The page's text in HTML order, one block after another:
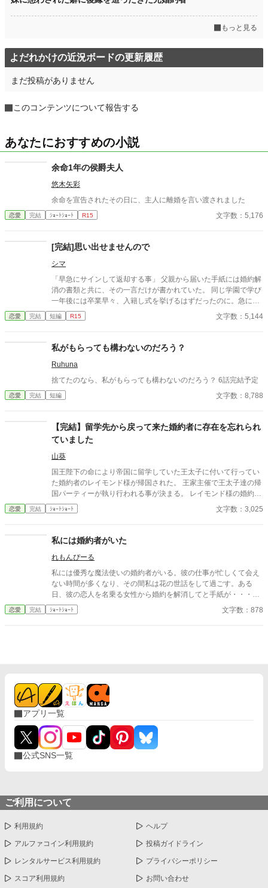
もっと見る
よだれかけの近況ボードの更新履歴
まだ投稿がありません
このコンテンツについて報告する
あなたにおすすめの小説
余命1年の侯爵夫人
悠木矢彩
余命を宣告されたその日に、主人に離婚を言い渡されました
恋愛 完結 ｼｮｰﾄｼｮｰﾄ R15 文字数：5,176
[完結]思い出せませんので
シマ
「早急にサインして返却する事」 父親から届いた手紙には婚約解
消の書類と共に、その一言だけが書かれていた。 同じ学園で学び
一年後には卒業早々、入籍し式を挙げるはずだったのに。急にな
ぜ？訳が分からない。 直接会って訳を聞かねば 注)女性が怪我し
てます。苦手な方は回避でお願いします。 男性視点 四話完結済
恋愛 完結 短編 R15 文字数：5,144
私がもらっても構わないのだろう？
Ruhuna
捨てたのなら、私がもらっても構わないのだろう？ 6話完結予定
恋愛 完結 短編 文字数：8,788
【完結】留学先から戻って来た婚約者に存在を忘れられ
ていました
山葵
国王陛下の命により帝国に留学していた王太子に付いて行ってい
た婚約者のレイモンド様が帰国された。 王家主催で王太子達の帰
国パーティーが執り行われる事が決まる。 レイモンド様の婚約者
の私も勿論、従兄にエスコートされ出席させて頂きますわ。 3年
ぶりに見るレイモンド様は、幼さもすっかり消え、美丈夫になっ
鼻高々ですわ！ 「レイモンド様、お帰りなさいませ。留学中は、
元気そうで何よりで御座います」 ん？誰だっけ？みたいな顔をレ
イモンド様がされている？ 婚約し顔を合わせでしか会っていませ
んけれど、まさか私を忘れているとかでは無いですよね！？
恋愛 完結 ｼｮｰﾄｼｮｰﾄ 文字数：3,025
私には婚約者がいた
れもんぴーる
私には優秀な魔法使いの婚約者がいる。彼の仕事が忙しくて会え
ない時間が多くなり、その間私は花の世話をして過ごす。ある
日、彼の恋人を名乗る女性から婚約を解消してと手紙が・・・。
私は大切な花の世話を忘れるほど嘆き悲しむ。すると彼
は・・・？ ＊かなりショートストーリーです。長編にするつもり
恋愛 完結 ｼｮｰﾄｼｮｰﾄ 文字数：878
アプリ一覧
公式SNS一覧
ご利用について
利用規約 ヘルプ
アルファコイン利用規約 投稿ガイドライン
レンタルサービス利用規約 プライバシーポリシー
スコア利用規約 お問い合わせ